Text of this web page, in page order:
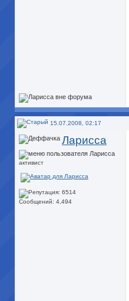
15.07.2008, 02:17
Ларисса
активист
Сообщений: 4,494